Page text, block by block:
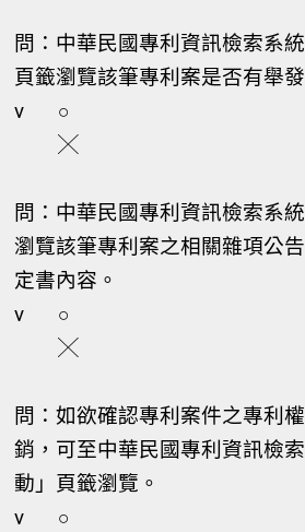
問：中華民國專利資訊檢索系
頁籤瀏覽該筆專利案是否有舉
v
○
╳
問：中華民國專利資訊檢索系
瀏覽該筆專利案之相關雜項公
定書內容。
v
○
╳
問：如欲確認專利案件之專利
銷，可至中華民國專利資訊檢
動」頁籤瀏覽。
v
○